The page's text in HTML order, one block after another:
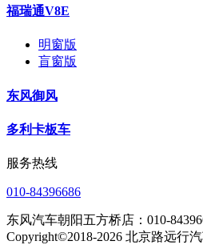
福瑞通V8E
明窗版
盲窗版
东风御风
多利卡板车
服务热线
010-84396686
东风汽车朝阳五方桥店：010-
Copyright©2018-2026 北京路远行